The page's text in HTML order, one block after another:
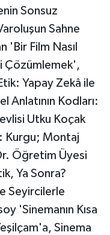
Sonsuz
Sahne
'Bir Film Nasıl
Çözümlemek',
Yapay Zekâ ile
Anlatının Kodları:
Utku Koçak
Kurgu; Montaj
Öğretim Üyesi
Ya Sonra?
Seyircilerle
'Sinemanın Kısa
Sinema